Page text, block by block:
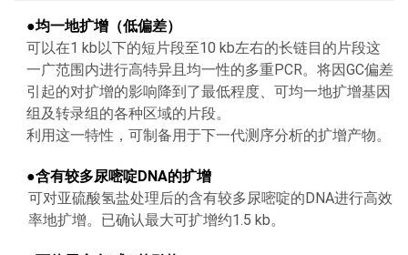
●均一地扩增（低偏差）
可以在1 kb以下的短片段至10 kb左右的长链目的片段这
一广范围内进行高特异且均一性的多重PCR。将因GC偏差
引起的对扩增的影响降到了最低程度、可均一地扩增基因
组及转录组的各种区域的片段。
利用这一特性，可制备用于下一代测序分析的扩增产物。
●含有较多尿嘧啶DNA的扩增
可对亚硫酸氢盐处理后的含有较多尿嘧啶的DNA进行高效
率地扩增。已确认最大可扩增约1.5 kb。